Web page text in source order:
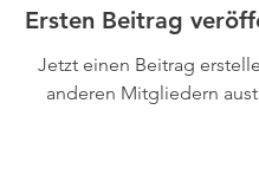
Ersten Beitrag
Jetzt einen Beitrag
anderen Mitgliedern